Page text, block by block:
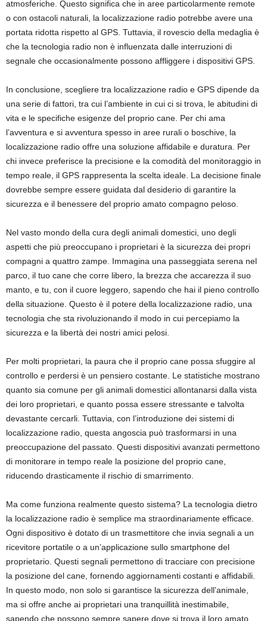
atmosferiche. Questo significa che in aree particolarmente remote
o con ostacoli naturali, la localizzazione radio potrebbe avere una
portata ridotta rispetto al GPS. Tuttavia, il rovescio della medaglia è
che la tecnologia radio non è influenzata dalle interruzioni di
segnale che occasionalmente possono affliggere i dispositivi GPS.
In conclusione, scegliere tra localizzazione radio e GPS dipende da
una serie di fattori, tra cui l’ambiente in cui ci si trova, le abitudini di
vita e le specifiche esigenze del proprio cane. Per chi ama
l’avventura e si avventura spesso in aree rurali o boschive, la
localizzazione radio offre una soluzione affidabile e duratura. Per
chi invece preferisce la precisione e la comodità del monitoraggio in
tempo reale, il GPS rappresenta la scelta ideale. La decisione finale
dovrebbe sempre essere guidata dal desiderio di garantire la
sicurezza e il benessere del proprio amato compagno peloso.
Nel vasto mondo della cura degli animali domestici, uno degli
aspetti che più preoccupano i proprietari è la sicurezza dei propri
compagni a quattro zampe. Immagina una passeggiata serena nel
parco, il tuo cane che corre libero, la brezza che accarezza il suo
manto, e tu, con il cuore leggero, sapendo che hai il pieno controllo
della situazione. Questo è il potere della localizzazione radio, una
tecnologia che sta rivoluzionando il modo in cui percepiamo la
sicurezza e la libertà dei nostri amici pelosi.
Per molti proprietari, la paura che il proprio cane possa sfuggire al
controllo e perdersi è un pensiero costante. Le statistiche mostrano
quanto sia comune per gli animali domestici allontanarsi dalla vista
dei loro proprietari, e quanto possa essere stressante e talvolta
devastante cercarli. Tuttavia, con l’introduzione dei sistemi di
localizzazione radio, questa angoscia può trasformarsi in una
preoccupazione del passato. Questi dispositivi avanzati permettono
di monitorare in tempo reale la posizione del proprio cane,
riducendo drasticamente il rischio di smarrimento.
Ma come funziona realmente questo sistema? La tecnologia dietro
la localizzazione radio è semplice ma straordinariamente efficace.
Ogni dispositivo è dotato di un trasmettitore che invia segnali a un
ricevitore portatile o a un’applicazione sullo smartphone del
proprietario. Questi segnali permettono di tracciare con precisione
la posizione del cane, fornendo aggiornamenti costanti e affidabili.
In questo modo, non solo si garantisce la sicurezza dell’animale,
ma si offre anche ai proprietari una tranquillità inestimabile,
sapendo che possono sempre sapere dove si trova il loro amato